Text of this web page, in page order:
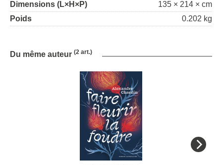
Dimensions (L×H×P)
135 × 214 × cm
Poids
0.202 kg
Du même auteur (2 art.)